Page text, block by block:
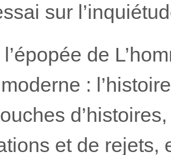
sur
de
:
et de